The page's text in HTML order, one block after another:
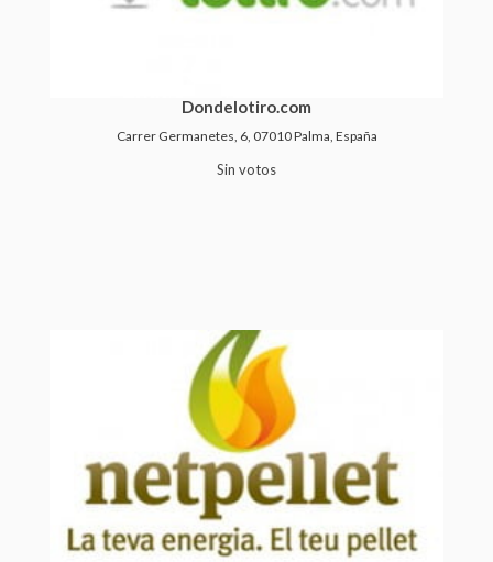
Dondelotiro.com
Carrer Germanetes, 6, 07010 Palma, España
Sin votos